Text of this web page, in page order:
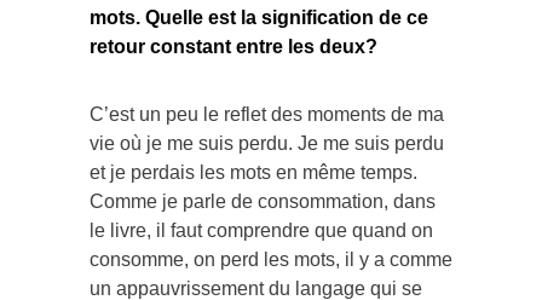
mots. Quelle est la signification de ce
retour constant entre les deux?
C’est un peu le reflet des moments de ma
vie où je me suis perdu. Je me suis perdu
et je perdais les mots en même temps.
Comme je parle de consommation, dans
le livre, il faut comprendre que quand on
consomme, on perd les mots, il y a comme
un appauvrissement du langage qui se